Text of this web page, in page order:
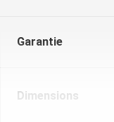
Garantie
Dimensions